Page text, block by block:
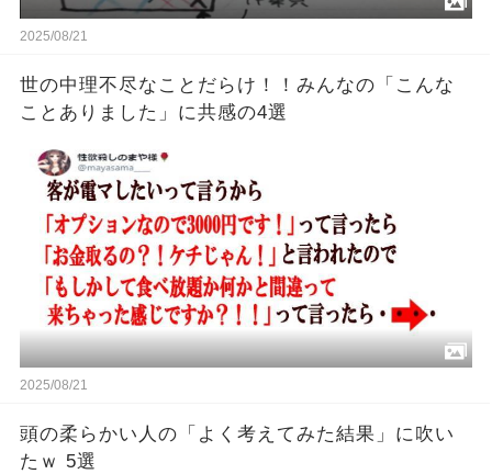
2025/08/21
世の中理不尽なことだらけ！！みんなの「こんな
ことありました」に共感の4選
2025/08/21
頭の柔らかい人の「よく考えてみた結果」に吹い
たｗ 5選